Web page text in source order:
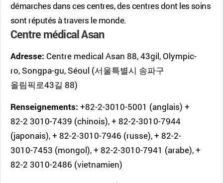
démarches dans ces centres, des centres dont les soins
sont réputés à travers le monde.
Centre médical Asan
Adresse: Centre medical Asan 88, 43gil, Olympic-
ro, Songpa-gu, Séoul (서울특별시 송파구
올림픽로43길 88)
Renseignements: +82-2-3010-5001 (anglais) +
82-2 3010-7439 (chinois), + 82-2-3010-7944
(japonais), + 82-2-3010-7946 (russe), + 82-2-
3010-7453 (mongol), + 82-2-3010-7941 (arabe), +
82-2 3010-2486 (vietnamien)